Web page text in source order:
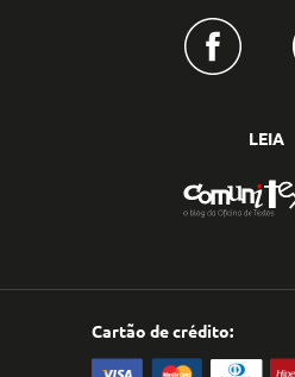
LEIA
Cartão de crédito: